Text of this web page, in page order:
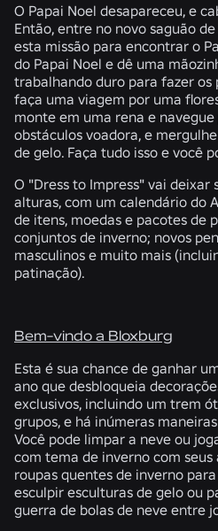
O Papai Noel desapareceu, e
Então, entre no novo saguão
esta missão para encontrar o
do Papai Noel e dê uma
trabalhando duro para fazer os
faça uma viagem por uma
monte em uma rena e
obstáculos voadora, e
de gelo. Faça tudo isso e você
O "Dress to Impress" vai
alturas, com um calendário do
de itens, moedas e pacotes de
conjuntos de inverno; novos
masculinos e muito mais
patinação).
Bem-vindo a Bloxburg
Esta é sua chance de ganhar
ano que desbloqueia
exclusivos, incluindo um trem
grupos, e há inúmeras
Você pode limpar a neve ou
com tema de inverno com seus
roupas quentes de inverno
esculpir esculturas de gelo ou
guerra de bolas de neve entre